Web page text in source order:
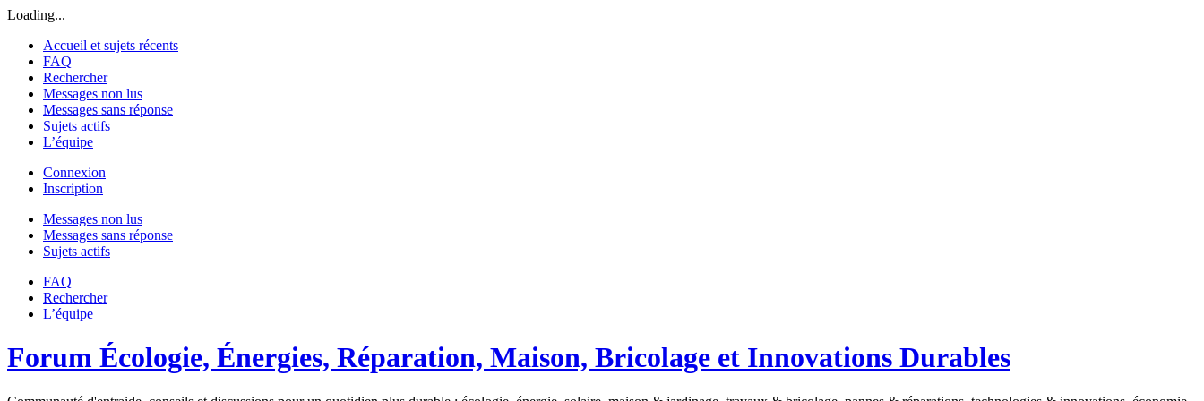
Loading...
Accueil et sujets récents
FAQ
Rechercher
Messages non lus
Messages sans réponse
Sujets actifs
L’équipe
Connexion
Inscription
Messages non lus
Messages sans réponse
Sujets actifs
FAQ
Rechercher
L’équipe
Forum Écologie, Énergies, Réparation, Maison, Bricolage et Innovations Durables